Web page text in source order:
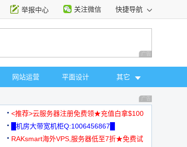
举报中心 关注微信 快捷导航
广告 商业广告，理
网站运营 平面设计 其它
广告 商业广告，理
<推荐>云服务器注册免费领★充值白拿$100
█机房大带宽机柜Q:1006456867█
RAKsmart海外VPS,服务器低至7折★免费试